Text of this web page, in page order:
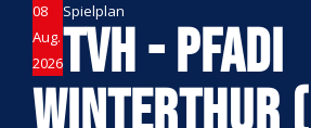
08
Aug.
2026
Spielplan
TVH - PFADI